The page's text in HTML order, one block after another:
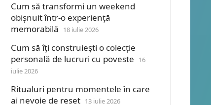
Cum să transformi un weekend
obișnuit într-o experiență
memorabilă
18 iulie 2026
Cum să îți construiești o colecție
personală de lucruri cu poveste
16
iulie 2026
Ritualuri pentru momentele în care
ai nevoie de reset 13 iulie 2026